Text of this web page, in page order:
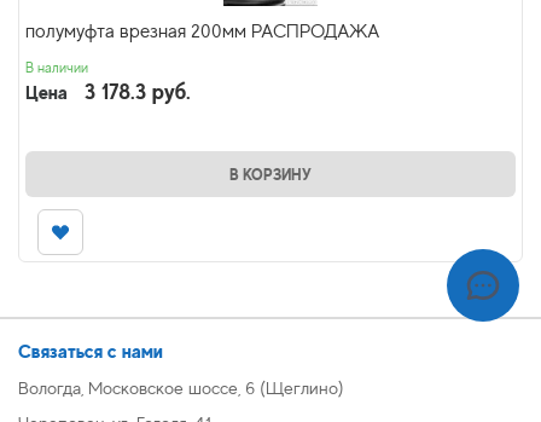
полумуфта врезная 200мм РАСПРОДАЖА
В наличии
Цена 3 178.3 руб.
В КОРЗИНУ
Связаться с нами
Вологда, Московское шоссе, 6 (Щеглино)